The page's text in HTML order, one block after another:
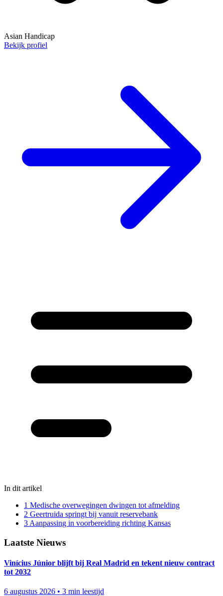
Asian Handicap
Bekijk profiel
In dit artikel
1 Medische overwegingen dwingen tot afmelding
2 Geertruida springt bij vanuit reservebank
3 Aanpassing in voorbereiding richting Kansas
Laatste Nieuws
Vinícius Júnior blijft bij Real Madrid en tekent nieuw contract
tot 2032
6 augustus 2026 • 3 min leestijd